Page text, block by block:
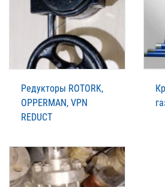
Редукторы ROTORK,
OPPERMAN, VPN
REDUCT